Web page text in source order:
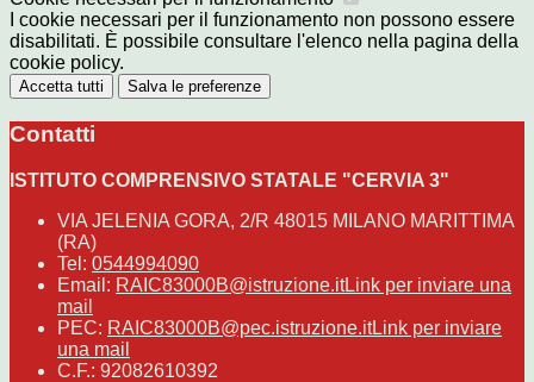
I cookie necessari per il funzionamento non possono essere
disabilitati. È possibile consultare l'elenco nella pagina della
cookie policy.
Accetta tutti Salva le preferenze
Contatti
ISTITUTO COMPRENSIVO STATALE "CERVIA 3"
VIA JELENIA GORA, 2/R 48015 MILANO MARITTIMA
(RA)
Tel: 0544994090
Email: RAIC83000B@istruzione.itLink per inviare una
mail
PEC: RAIC83000B@pec.istruzione.itLink per inviare
una mail
C.F.: 92082610392